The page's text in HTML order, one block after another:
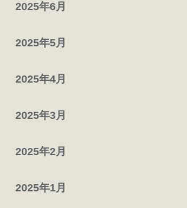
2025年6月
2025年5月
2025年4月
2025年3月
2025年2月
2025年1月